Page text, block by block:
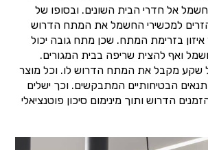
אל חדרי הבית השונים. ובסופו של
למכשירי החשמל את המתח הדרוש
איזון בזרימת המתח. שכן מתח גובה יכול
ואף להצית שריפה בבית המגורים.
שקע מקבל את המתח הדרוש לו. וכל מוצר
הבטיחותיים המתבקשים. וכך ישלים
הדרוש ותוך מינימום סיכון פוטנציאלי